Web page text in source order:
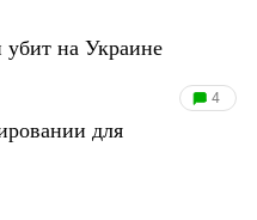
убит на Украине
4
для